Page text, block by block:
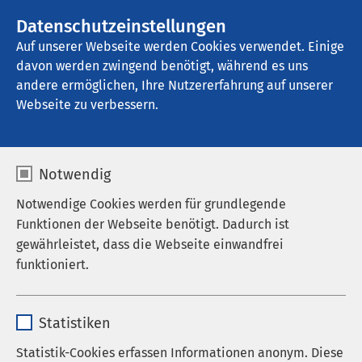
Datenschutzeinstellungen
Auf unserer Webseite werden Cookies verwendet. Einige
davon werden zwingend benötigt, während es uns
andere ermöglichen, Ihre Nutzererfahrung auf unserer
Webseite zu verbessern.
Notwendig
Notwendige Cookies werden für grundlegende
Funktionen der Webseite benötigt. Dadurch ist
gewährleistet, dass die Webseite einwandfrei
funktioniert.
Anbieter sgalinski
Statistiken
Statistik-Cookies erfassen Informationen anonym. Diese
AMEOS Eingliederung Osnabrück
Datenschutz
Hinweise zum Datenschutz
der AMEOS Gruppe
1. Datenschutz